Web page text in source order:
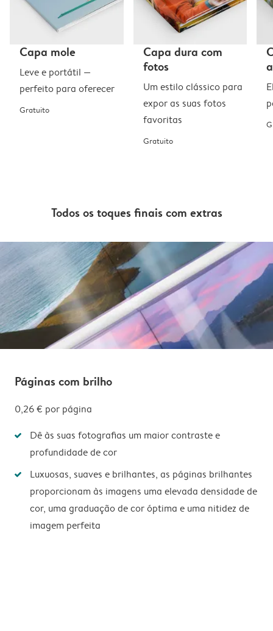
Capa mole
Leve e portátil —
perfeito para oferecer
Gratuito
Capa dura com
fotos
Um estilo clássico para
expor as suas fotos
favoritas
Gratuito
Todos os toques finais com extras
Páginas com brilho
0,26 € por página
Dê às suas fotografias um maior contraste e
profundidade de cor
Luxuosas, suaves e brilhantes, as páginas brilhantes
proporcionam às imagens uma elevada densidade de
cor, uma graduação de cor óptima e uma nitidez de
imagem perfeita